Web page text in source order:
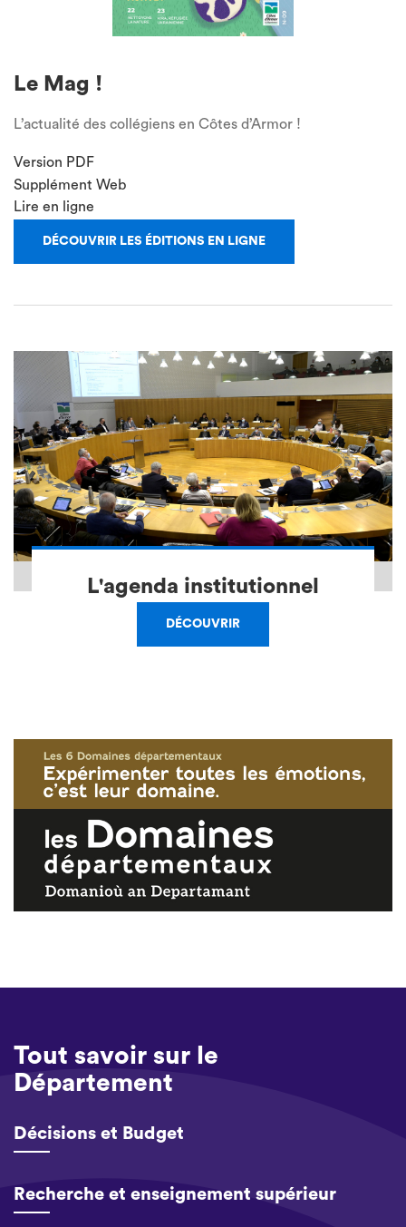
Le Mag !
L’actualité des collégiens en Côtes d’Armor !
Version PDF
Supplément Web
Lire en ligne
DÉCOUVRIR LES ÉDITIONS EN LIGNE
L'agenda institutionnel
DÉCOUVRIR
Tout savoir sur le
Département
Décisions et Budget
Recherche et enseignement supérieur